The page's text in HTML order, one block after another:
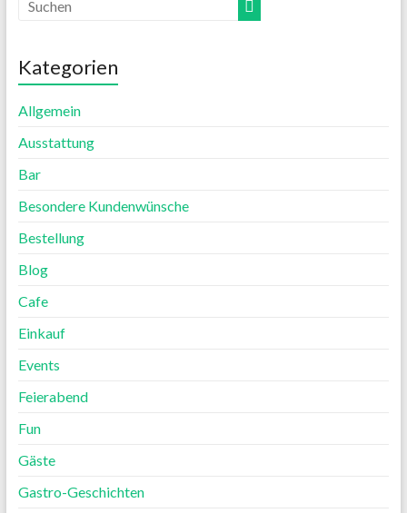
Kategorien
Allgemein
Ausstattung
Bar
Besondere Kundenwünsche
Bestellung
Blog
Cafe
Einkauf
Events
Feierabend
Fun
Gäste
Gastro-Geschichten